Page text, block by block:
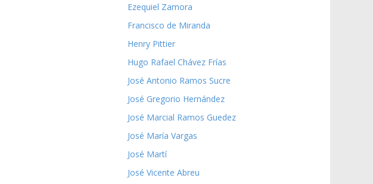
Ezequiel Zamora
Francisco de Miranda
Henry Pittier
Hugo Rafael Chávez Frías
José Antonio Ramos Sucre
José Gregorio Hernández
José Marcial Ramos Guedez
José María Vargas
José Martí
José Vicente Abreu